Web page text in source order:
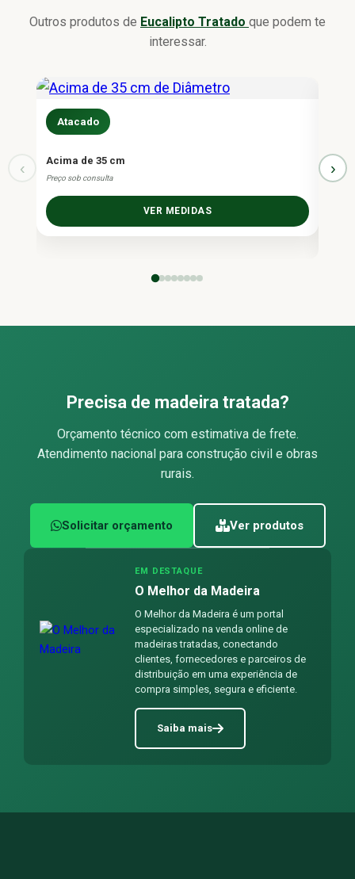
Outros produtos de Eucalipto Tratado que podem te
interessar.
‹
Atacado
Acima de 35 cm
Preço sob consulta
VER MEDIDAS
›
Precisa de madeira tratada?
Orçamento técnico com estimativa de frete.
Atendimento nacional para construção civil e obras
rurais.
Solicitar orçamento Ver produtos
EM DESTAQUE
O Melhor da Madeira
O Melhor da Madeira é um portal
especializado na venda online de
madeiras tratadas, conectando
clientes, fornecedores e parceiros de
distribuição em uma experiência de
compra simples, segura e eficiente.
Saiba mais